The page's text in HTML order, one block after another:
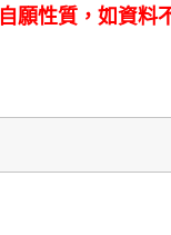
願性質，如資料